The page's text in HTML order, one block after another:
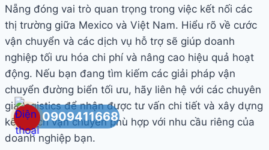
Nẵng đóng vai trò quan trọng trong việc kết nối các
thị trường giữa Mexico và Việt Nam. Hiểu rõ về cước
vận chuyển và các dịch vụ hỗ trợ sẽ giúp doanh
nghiệp tối ưu hóa chi phí và nâng cao hiệu quả hoạt
động. Nếu bạn đang tìm kiếm các giải pháp vận
chuyển đường biển tối ưu, hãy liên hệ với các chuyên
gia logistics để nhận được tư vấn chi tiết và xây dựng
kế hoạch vận chuyển phù hợp với nhu cầu riêng của
doanh nghiệp bạn.
0909411668